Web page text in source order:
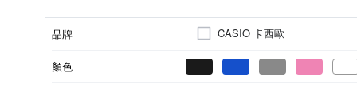
品牌 CASIO 卡西歐
顏色